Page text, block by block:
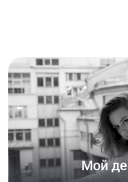
Мой